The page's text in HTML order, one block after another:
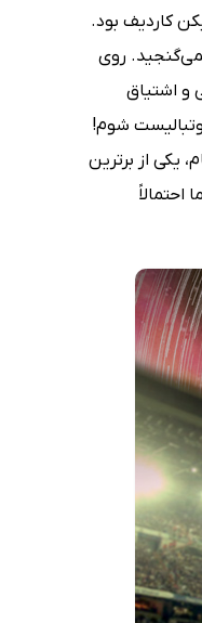
کاردیف بود.
روی
و اشتیاق
شوم!
فوتبال شناخته شد؛ وقتی در 18 سالگی به تاتنهام، یکی از برترین